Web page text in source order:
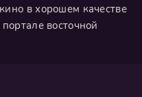
в хорошем качестве
восточной